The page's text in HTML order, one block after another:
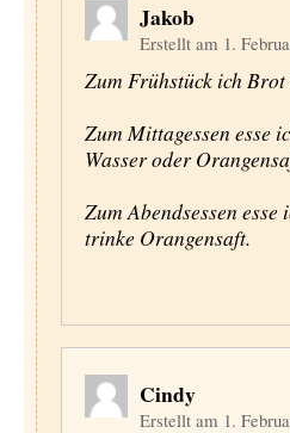
Jakob
Erstellt am 1.
Zum Frühstück ich
Zum Mittagessen esse
Wasser oder
Zum Abendsessen
trinke Orangensaft.
Cindy
Erstellt am 1.